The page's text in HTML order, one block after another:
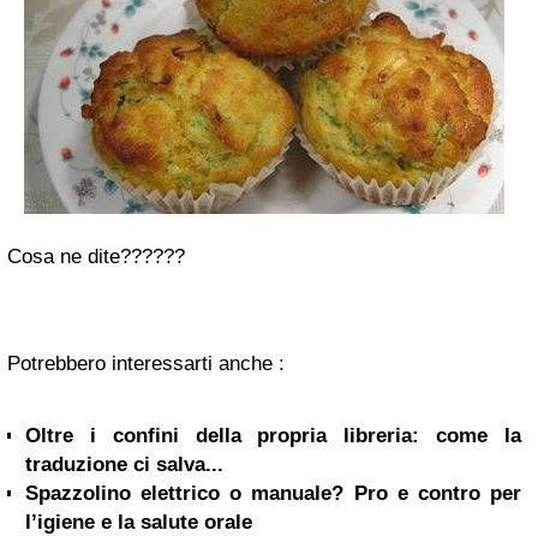
Cosa ne dite??????
Potrebbero interessarti anche :
Oltre i confini della propria libreria: come la
traduzione ci salva...
Spazzolino elettrico o manuale? Pro e contro per
l’igiene e la salute orale